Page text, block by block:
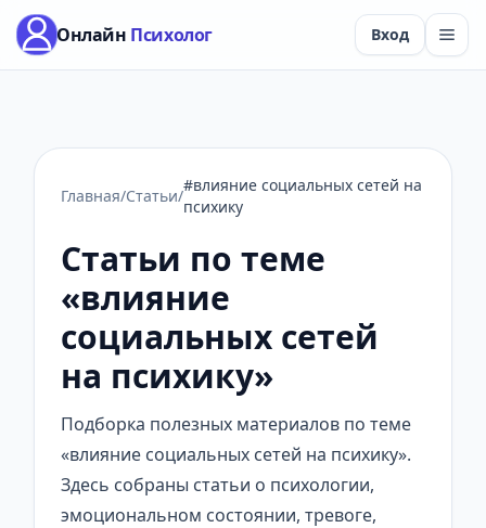
Онлайн Психолог Вход
Главная/Статьи/
#влияние социальных сетей на
психику
Статьи по теме
«влияние
социальных сетей
на психику»
Подборка полезных материалов по теме
«влияние социальных сетей на психику».
Здесь собраны статьи о психологии,
эмоциональном состоянии, тревоге,